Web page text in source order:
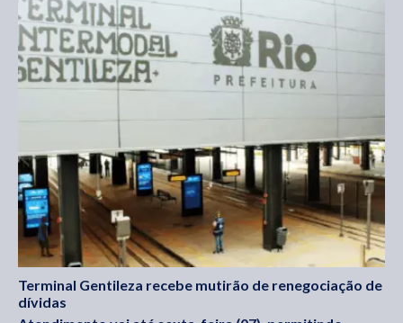
Terminal Gentileza recebe mutirão de renegociação de
dívidas